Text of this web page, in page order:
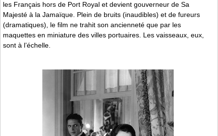
les Français hors de Port Royal et devient gouverneur de Sa
Majesté à la Jamaïque. Plein de bruits (inaudibles) et de fureurs
(dramatiques), le film ne trahit son ancienneté que par les
maquettes en miniature des villes portuaires. Les vaisseaux, eux,
sont à l’échelle.